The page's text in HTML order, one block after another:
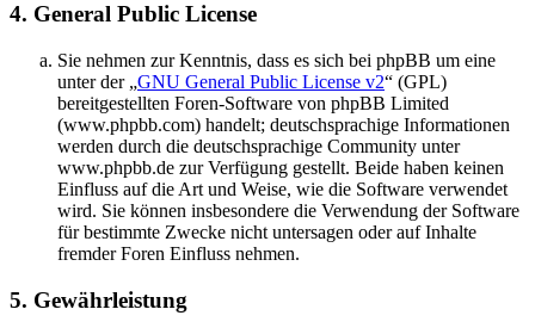
4. General Public License
Sie nehmen zur Kenntnis, dass es sich bei phpBB um eine
unter der „GNU General Public License v2“ (GPL)
bereitgestellten Foren-Software von phpBB Limited
(www.phpbb.com) handelt; deutschsprachige Informationen
werden durch die deutschsprachige Community unter
www.phpbb.de zur Verfügung gestellt. Beide haben keinen
Einfluss auf die Art und Weise, wie die Software verwendet
wird. Sie können insbesondere die Verwendung der Software
für bestimmte Zwecke nicht untersagen oder auf Inhalte
fremder Foren Einfluss nehmen.
5. Gewährleistung